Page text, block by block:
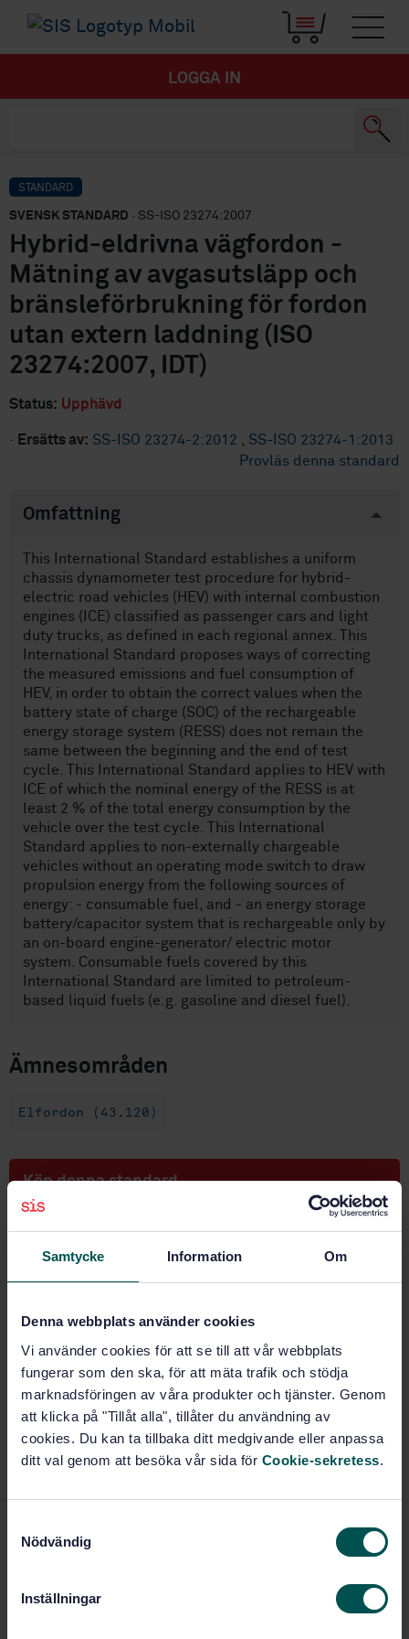
Samtycke Information Om
Denna webbplats använder cookies
Vi använder cookies för att se till att vår webbplats
fungerar som den ska, för att mäta trafik och stödja
marknadsföringen av våra produkter och tjänster. Genom
att klicka på "Tillåt alla", tillåter du användning av
cookies. Du kan ta tillbaka ditt medgivande eller anpassa
ditt val genom att besöka vår sida för Cookie-sekretess.
Nödvändig
Inställningar
LOGGA IN
STANDARD
SVENSK STANDARD · SS-ISO 23274:2007
Hybrid-eldrivna vägfordon -
Mätning av avgasutsläpp och
bränsleförbrukning för fordon
utan extern laddning (ISO
23274:2007, IDT)
Status: Upphävd
· Ersätts av: SS-ISO 23274-2:2012 , SS-ISO 23274-1:2013
Provläs denna standard
Omfattning
This International Standard establishes a uniform
chassis dynamometer test procedure for hybrid-
electric road vehicles (HEV) with internal combustion
engines (ICE) classified as passenger cars and light
duty trucks, as defined in each regional annex. This
International Standard proposes ways of correcting
the measured emissions and fuel consumption of
HEV, in order to obtain the correct values when the
battery state of charge (SOC) of the rechargeable
energy storage system (RESS) does not remain the
same between the beginning and the end of test
cycle. This International Standard applies to HEV with
ICE of which the nominal energy of the RESS is at
least 2 % of the total energy consumption by the
vehicle over the test cycle. This International
Standard applies to non-externally chargeable
vehicles without an operating mode switch to draw
propulsion energy from the following sources of
energy: - consumable fuel, and - an energy storage
battery/capacitor system that is rechargeable only by
an on-board engine-generator/ electric motor
system. Consumable fuels covered by this
International Standard are limited to petroleum-
based liquid fuels (e.g. gasoline and diesel fuel).
Ämnesområden
Elfordon (43.120)
Köp denna standard
SVENSK STANDARD · SS-ISO 23274:2007
laddning (ISO 23274:2007, IDT)
Prenumerera på standarden - Läs mer
Pris:1 420 SEK
PDF
Lägg i varukorgen
Produktinformation
Språk: Engelska
El- och hybridfordon, SIS/TK